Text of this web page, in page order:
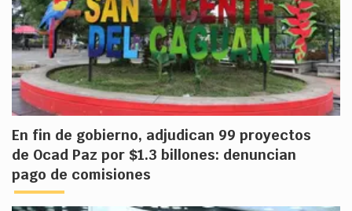
En fin de gobierno, adjudican 99 proyectos
de Ocad Paz por $1.3 billones: denuncian
pago de comisiones